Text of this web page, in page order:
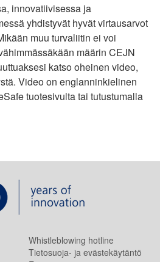
innovatiivisessa ja
yhdistyvät hyvät virtausarvot
muu turvaliitin ei voi
määrin CEJN
katso oheinen video,
Video on englanninkielinen
tuotesivulta tai tutustumalla
Whistleblowing hotline
Tietosuoja- ja evästekäytäntö